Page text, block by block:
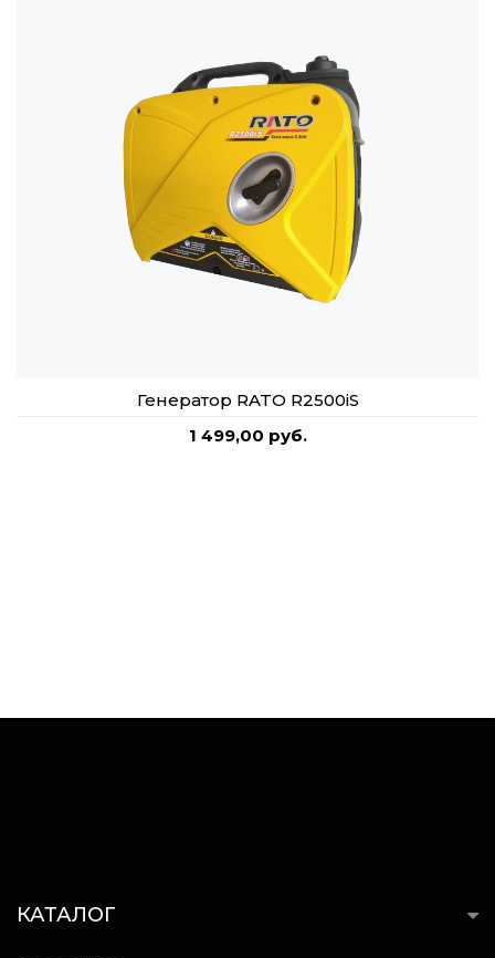
Генератор RATO R2500iS
1 499,00 руб.
КАТАЛОГ